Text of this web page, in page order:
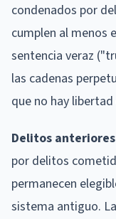
condenados por
cumplen al menos
sentencia veraz
las cadenas
que no hay libertad
Delitos
por delitos
permanecen
sistema antiguo. La